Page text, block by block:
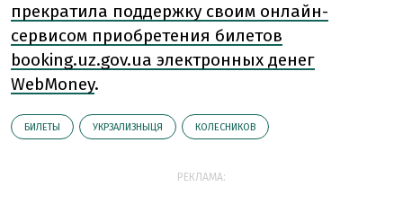
прекратила поддержку своим онлайн-
сервисом приобретения билетов
booking.uz.gov.ua электронных денег
WebMoney.
БИЛЕТЫ УКРЗАЛИЗНЫЦЯ КОЛЕСНИКОВ
РЕКЛАМА: